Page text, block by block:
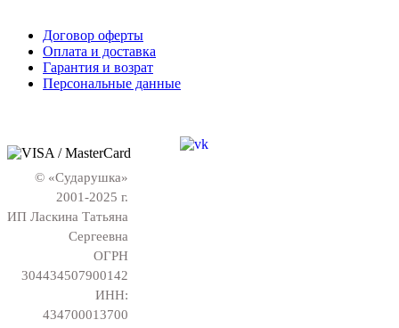
Договор оферты
Оплата и доставка
Гарантия и возрат
Персональные данные
© «Сударушка»
2001-2025 г.
ИП Ласкина Татьяна
Сергеевна
ОГРН
304434507900142
ИНН:
434700013700